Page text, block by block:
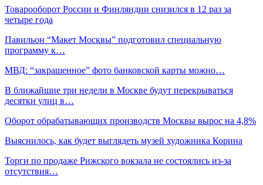
Товарооборот России и Финляндии снизился в 12 раз за
четыре года
Павильон “Макет Москвы” подготовил специальную
программу к…
МВД: “закрашенное” фото банковской карты можно…
В ближайшие три недели в Москве будут перекрываться
десятки улиц в…
Оборот обрабатывающих производств Москвы вырос на 4,8%
Выяснилось, как будет выглядеть музей художника Корина
Торги по продаже Рижского вокзала не состоялись из-за
отсутствия…